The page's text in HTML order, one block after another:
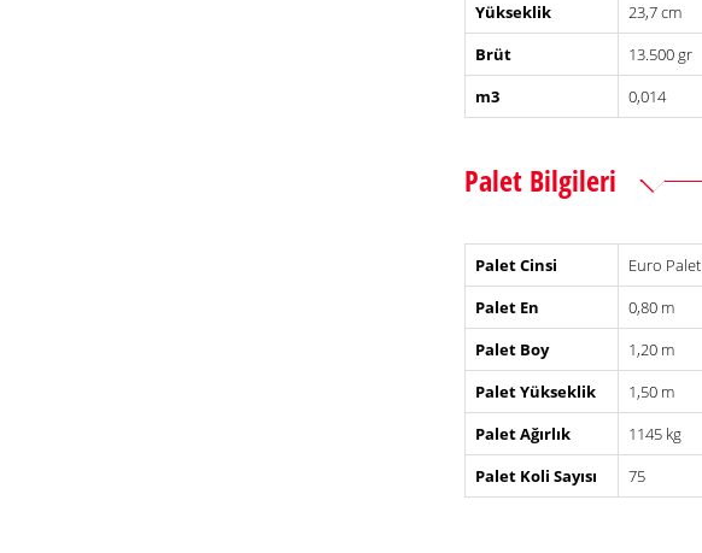
Yükseklik
23,7 cm
Brüt
13.500 gr
m3
0,014
Palet Bilgileri
Palet Cinsi
Euro Palet
Palet En
0,80 m
Palet Boy
1,20 m
Palet Yükseklik
1,50 m
Palet Ağırlık
1145 kg
Palet Koli Sayısı
75